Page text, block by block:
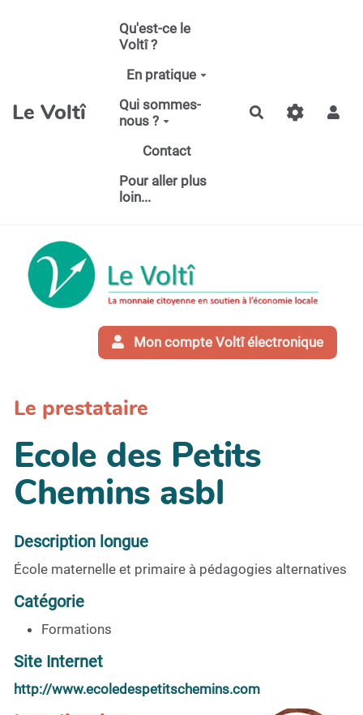
Aller au contenu principal
Le Voltî
Qu'est-ce le
Voltî ?
En pratique
Qui sommes-
nous ?
Contact
Pour aller plus
loin...
Rechercher
Mon compte Voltî électronique
Le prestataire
Ecole des Petits
Chemins asbl
Description longue
École maternelle et primaire à pédagogies alternatives
Catégorie
Formations
Site Internet
http://www.ecoledespetitschemins.com